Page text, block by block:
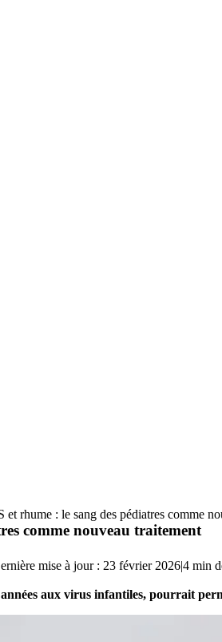
et rhume : le sang des pédiatres comme
comme nouveau traitement
mise à jour : 23 février 2026|4 min
années aux virus infantiles, pourrait